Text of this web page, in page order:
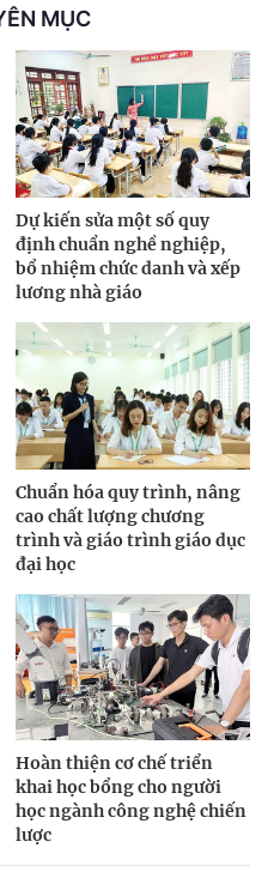
MỤC
Dự kiến sửa một số quy
định chuẩn nghề nghiệp,
bổ nhiệm chức danh và xếp
lương nhà giáo
Chuẩn hóa quy trình, nâng
cao chất lượng chương
trình và giáo trình giáo dục
đại học
Hoàn thiện cơ chế triển
khai học bổng cho người
học ngành công nghệ chiến
lược